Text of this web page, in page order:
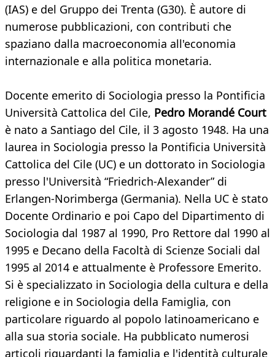
(IAS) e del Gruppo dei Trenta (G30). È autore di
numerose pubblicazioni, con contributi che
spaziano dalla macroeconomia all'economia
internazionale e alla politica monetaria.
Docente emerito di Sociologia presso la Pontificia
Università Cattolica del Cile, Pedro Morandé Court
è nato a Santiago del Cile, il 3 agosto 1948. Ha una
laurea in Sociologia presso la Pontificia Università
Cattolica del Cile (UC) e un dottorato in Sociologia
presso l'Università “Friedrich-Alexander” di
Erlangen-Norimberga (Germania). Nella UC è stato
Docente Ordinario e poi Capo del Dipartimento di
Sociologia dal 1987 al 1990, Pro Rettore dal 1990 al
1995 e Decano della Facoltà di Scienze Sociali dal
1995 al 2014 e attualmente è Professore Emerito.
Si è specializzato in Sociologia della cultura e della
religione e in Sociologia della Famiglia, con
particolare riguardo al popolo latinoamericano e
alla sua storia sociale. Ha pubblicato numerosi
articoli riguardanti la famiglia e l'identità culturale